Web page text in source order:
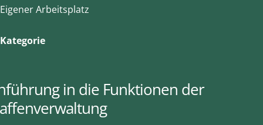
Eigener Arbeitsplatz
Kategorie
in die Funktionen der